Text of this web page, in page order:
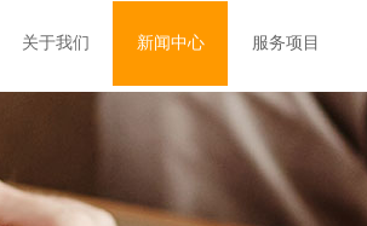
关于我们 新闻中心 服务项目